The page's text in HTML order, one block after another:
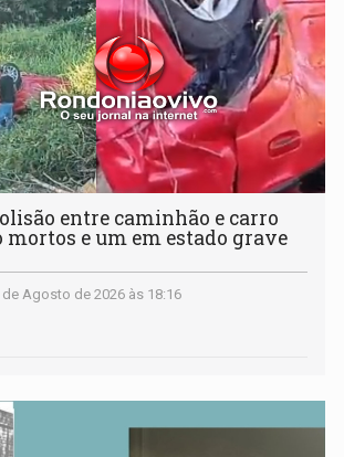
entre caminhão e carro
mortos e um em estado grave
de Agosto de 2026 às 18:16